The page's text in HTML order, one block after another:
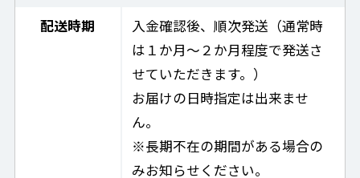
配送時期
入金確認後、順次発送（通常時
は１か月～２か月程度で発送さ
せていただきます。）
お届けの日時指定は出来ませ
ん。
※長期不在の期間がある場合の
みお知らせください。